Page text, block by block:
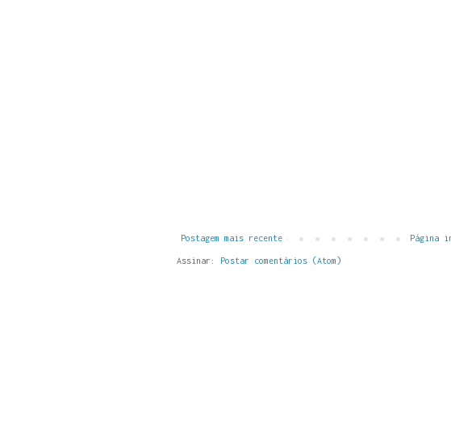
Postagem mais recente Página
Assinar: Postar comentários (Atom)